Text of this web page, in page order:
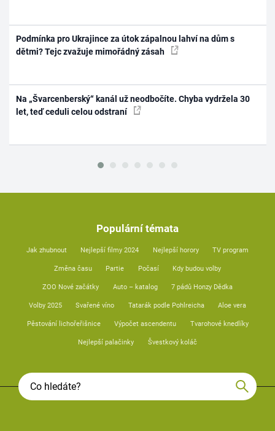
Podmínka pro Ukrajince za útok zápalnou lahví na dům s
dětmi? Tejc zvažuje mimořádný zásah
Na „Švarcenberský“ kanál už neodbočíte. Chyba vydržela 30
let, teď ceduli celou odstraní
Populární témata
Jak zhubnout Nejlepší filmy 2024 Nejlepší horory TV program
Změna času Partie Počasí Kdy budou volby
ZOO Nové začátky Auto – katalog 7 pádů Honzy Dědka
Volby 2025 Svařené víno Tatarák podle Pohlreicha Aloe vera
Pěstování lichořeřišnice Výpočet ascendentu Tvarohové knedlíky
Nejlepší palačinky Švestkový koláč